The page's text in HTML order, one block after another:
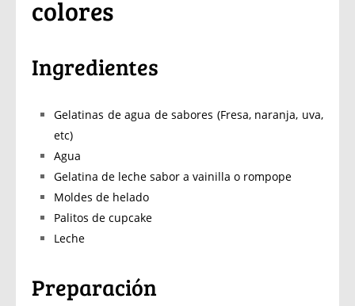
colores
Ingredientes
Gelatinas de agua de sabores (Fresa, naranja, uva,
etc)
Agua
Gelatina de leche sabor a vainilla o rompope
Moldes de helado
Palitos de cupcake
Leche
Preparación